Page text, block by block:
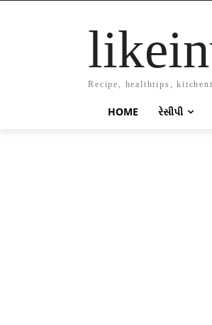
Recipe, healthtips,
HOME રેસીપી